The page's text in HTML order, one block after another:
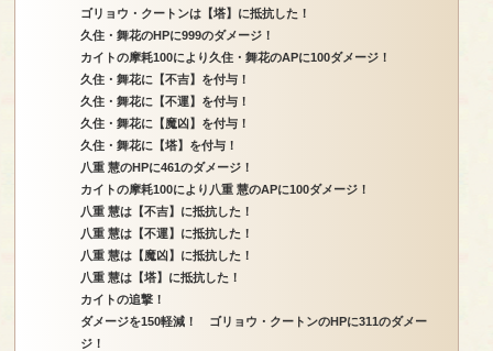
ゴリョウ・クートンは【塔】に抵抗した！
久住・舞花のHPに999のダメージ！
カイトの摩耗100により久住・舞花のAPに100ダメージ！
久住・舞花に【不吉】を付与！
久住・舞花に【不運】を付与！
久住・舞花に【魔凶】を付与！
久住・舞花に【塔】を付与！
八重 慧のHPに461のダメージ！
カイトの摩耗100により八重 慧のAPに100ダメージ！
八重 慧は【不吉】に抵抗した！
八重 慧は【不運】に抵抗した！
八重 慧は【魔凶】に抵抗した！
八重 慧は【塔】に抵抗した！
カイトの追撃！
ダメージを150軽減！ ゴリョウ・クートンのHPに311のダメー
ジ！